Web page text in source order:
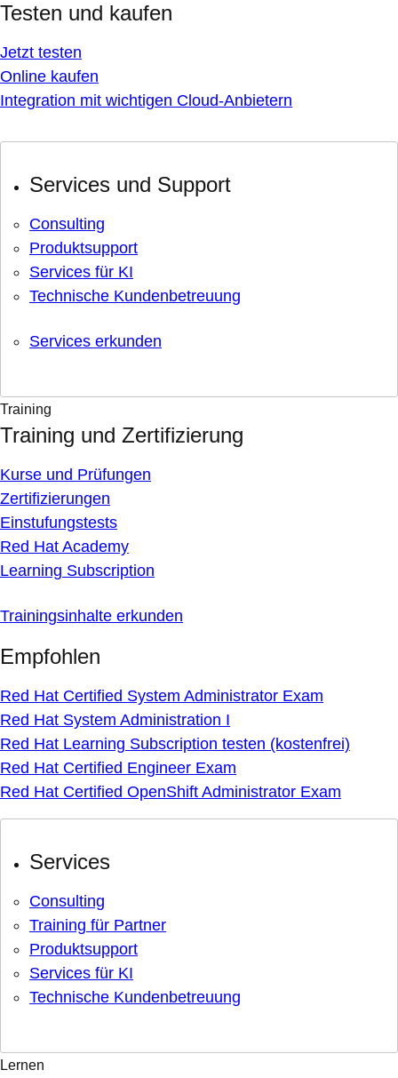
Testen und kaufen
Jetzt testen
Online kaufen
Integration mit wichtigen Cloud-Anbietern
Services und Support
Consulting
Produktsupport
Services für KI
Technische Kundenbetreuung
Services erkunden
Training
Training und Zertifizierung
Kurse und Prüfungen
Zertifizierungen
Einstufungstests
Red Hat Academy
Learning Subscription
Trainingsinhalte erkunden
Empfohlen
Red Hat Certified System Administrator Exam
Red Hat System Administration I
Red Hat Learning Subscription testen (kostenfrei)
Red Hat Certified Engineer Exam
Red Hat Certified OpenShift Administrator Exam
Services
Consulting
Training für Partner
Produktsupport
Services für KI
Technische Kundenbetreuung
Lernen